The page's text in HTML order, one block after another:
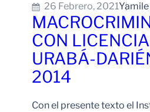
26 Febrero, 2021
CON
URABÁ-
2014
Con el presente texto el